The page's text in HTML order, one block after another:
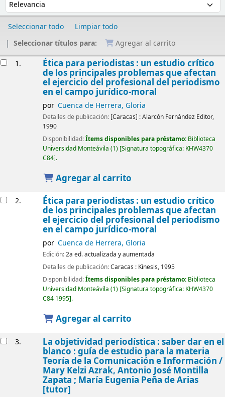
Seleccionar todo
Limpiar todo
Seleccionar títulos para:
Agregar al carrito
1. Ética para periodistas : un estudio crítico
de los principales problemas que afectan
el ejercicio del profesional del periodismo
en el campo jurídico-moral
por Cuenca de Herrera, Gloria
Detalles de publicación: [Caracas] :Alarcón Fernández Editor,
1990
Disponibilidad:Ítems disponibles para préstamo: Biblioteca
Universidad Monteávila (1) Signatura topográfica: KHW4370
C84 .
Agregar al carrito
2. Ética para periodistas : un estudio crítico
de los principales problemas que afectan
el ejercicio del profesional del periodismo
en el campo jurídico-moral
por Cuenca de Herrera, Gloria
Edición:2a ed. actualizada y aumentada
Detalles de publicación:Caracas : Kinesis, 1995
Disponibilidad:Ítems disponibles para préstamo: Biblioteca
Universidad Monteávila (1) Signatura topográfica: KHW4370
C84 1995 .
Agregar al carrito
3. La objetividad periodística : saber dar en el
blanco : guía de estudio para la materia
Teoría de la Comunicación e Información /
Mary Kelzi Azrak, Antonio José Montilla
Zapata ; María Eugenia Peña de Arias
[tutor]